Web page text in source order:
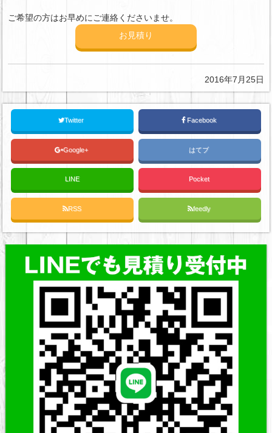
ご希望の方はお早めにご連絡くださいませ。
お見積り
2016年7月25日
Twitter Facebook
Google+ はてブ
LINE Pocket
RSS feedly